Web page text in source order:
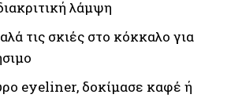
λάμψη
τις σκιές στο κόκκαλο για
eyeliner, δοκίμασε καφέ ή